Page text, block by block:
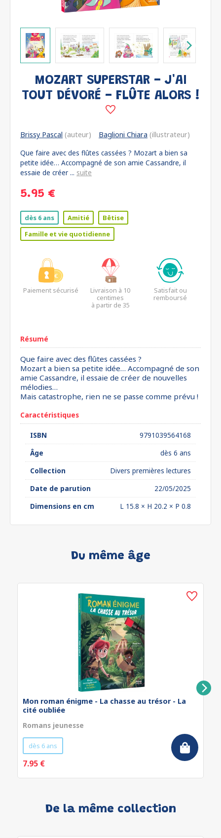
MOZART SUPERSTAR - J'AI
TOUT DÉVORÉ - FLÛTE ALORS !
Brissy Pascal (auteur) Baglioni Chiara (illustrateur)
Que faire avec des flûtes cassées ? Mozart a bien sa
petite idée… Accompagné de son amie Cassandre, il
essaie de créer ... suite
5.95 €
dès 6 ans Amitié
Bêtise
Famille et vie quotidienne
Paiement sécurisé
Livraison à 10
centimes
à partir de 35
Satisfait ou
remboursé
Résumé
Que faire avec des flûtes cassées ?
Mozart a bien sa petite idée… Accompagné de son
amie Cassandre, il essaie de créer de nouvelles
mélodies…
Mais catastrophe, rien ne se passe comme prévu !
Caractéristiques
ISBN
9791039564168
Âge
dès 6 ans
Collection
Divers premières lectures
Date de parution
22/05/2025
Dimensions en cm
L 15.8 × H 20.2 × P 0.8
Du même âge
Mon roman énigme - La chasse au trésor - La
cité oubliée
Romans jeunesse
dès 6 ans
7.95 €
De la même collection